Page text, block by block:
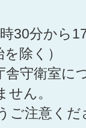
30分から
除く）
舎守衛室に
ん。
ご注意くだ